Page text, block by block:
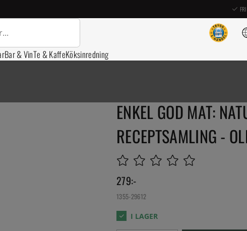
Bar & VinTe & KaffeKöksinredning
ENKEL GOD MAT:
RECEPTSAMLING -
279:-
1355-29612